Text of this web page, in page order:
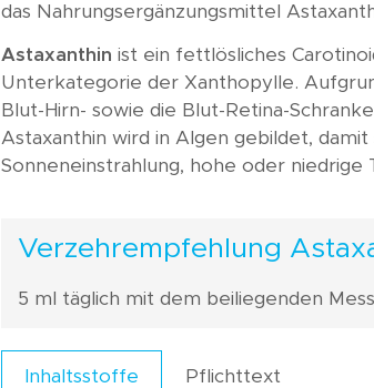
das Nahrungsergänzungsmittel
Astaxanthin ist ein fettlösliches
Unterkategorie der Xanthopylle.
Blut-Hirn- sowie die Blut-Retina-
Astaxanthin wird in Algen gebildet,
Sonneneinstrahlung, hohe oder
Verzehrempfehlung
5 ml täglich mit dem beiliegenden
Inhaltsstoffe Pflichttext